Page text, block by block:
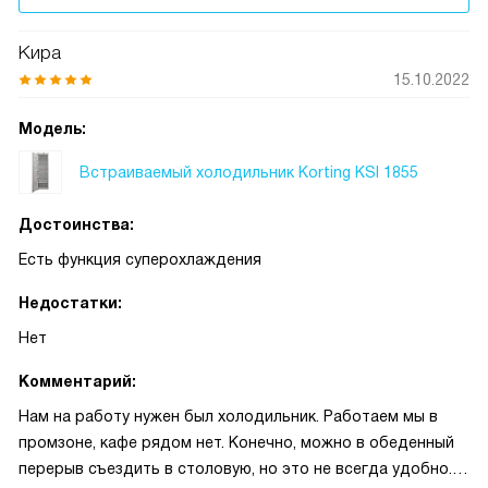
Кира
15.10.2022
Модель:
Встраиваемый холодильник Korting KSI 1855
Достоинства:
Есть функция суперохлаждения
Недостатки:
Нет
Комментарий:
Нам на работу нужен был холодильник. Работаем мы в
промзоне, кафе рядом нет. Конечно, можно в обеденный
перерыв съездить в столовую, но это не всегда удобно.